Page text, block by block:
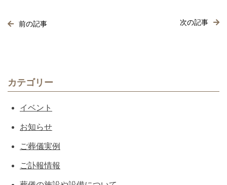
前の記事 次の記事
カテゴリー
イベント
お知らせ
ご葬儀実例
ご訃報情報